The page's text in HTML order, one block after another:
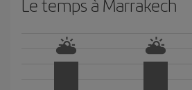
Le temps à Marrakech